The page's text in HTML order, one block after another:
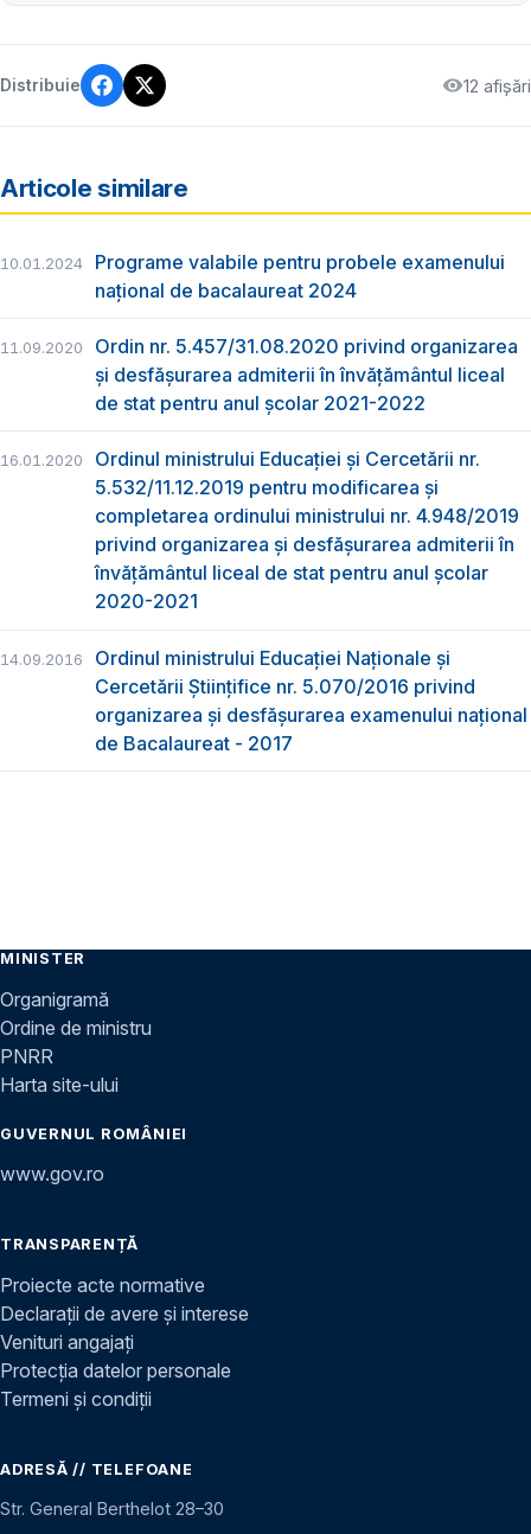
Distribuie 12 afișări
Articole similare
10.01.2024
Programe valabile pentru probele examenului
național de bacalaureat 2024
11.09.2020
Ordin nr. 5.457/31.08.2020 privind organizarea
și desfășurarea admiterii în învățământul liceal
de stat pentru anul școlar 2021-2022
16.01.2020
Ordinul ministrului Educației și Cercetării nr.
5.532/11.12.2019 pentru modificarea și
completarea ordinului ministrului nr. 4.948/2019
privind organizarea şi desfăşurarea admiterii în
învăţământul liceal de stat pentru anul şcolar
2020-2021
14.09.2016
Ordinul ministrului Educaţiei Naţionale şi
Cercetării Ştiinţifice nr. 5.070/2016 privind
organizarea şi desfăşurarea examenului naţional
de Bacalaureat - 2017
MINISTER
Organigramă
Ordine de ministru
PNRR
Harta site-ului
GUVERNUL ROMÂNIEI
www.gov.ro
TRANSPARENȚĂ
Proiecte acte normative
Declarații de avere și interese
Venituri angajați
Protecția datelor personale
Termeni și condiții
ADRESĂ // TELEFOANE
Str. General Berthelot 28–30